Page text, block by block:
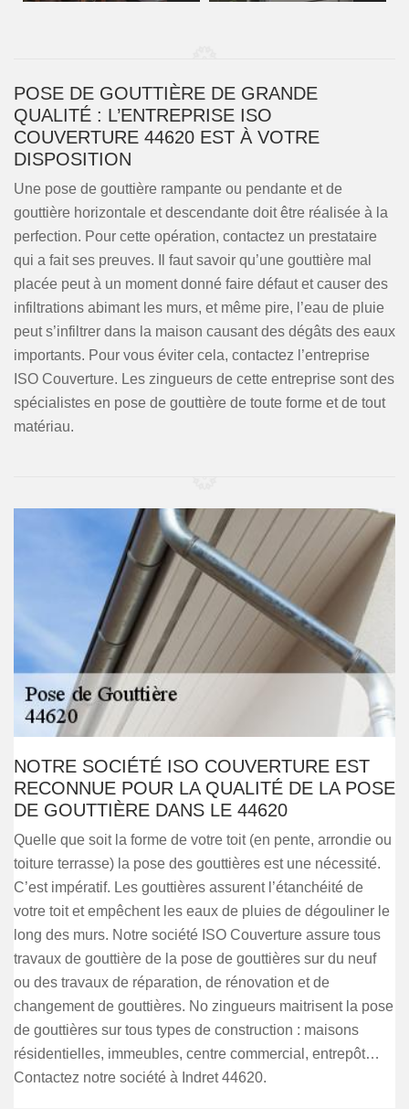
POSE DE GOUTTIÈRE DE GRANDE
QUALITÉ : L’ENTREPRISE ISO
COUVERTURE 44620 EST À VOTRE
DISPOSITION
Une pose de gouttière rampante ou pendante et de
gouttière horizontale et descendante doit être réalisée à la
perfection. Pour cette opération, contactez un prestataire
qui a fait ses preuves. Il faut savoir qu’une gouttière mal
placée peut à un moment donné faire défaut et causer des
infiltrations abimant les murs, et même pire, l’eau de pluie
peut s’infiltrer dans la maison causant des dégâts des eaux
importants. Pour vous éviter cela, contactez l’entreprise
ISO Couverture. Les zingueurs de cette entreprise sont des
spécialistes en pose de gouttière de toute forme et de tout
matériau.
NOTRE SOCIÉTÉ ISO COUVERTURE EST
RECONNUE POUR LA QUALITÉ DE LA POSE
DE GOUTTIÈRE DANS LE 44620
Quelle que soit la forme de votre toit (en pente, arrondie ou
toiture terrasse) la pose des gouttières est une nécessité.
C’est impératif. Les gouttières assurent l’étanchéité de
votre toit et empêchent les eaux de pluies de dégouliner le
long des murs. Notre société ISO Couverture assure tous
travaux de gouttière de la pose de gouttières sur du neuf
ou des travaux de réparation, de rénovation et de
changement de gouttières. No zingueurs maitrisent la pose
de gouttières sur tous types de construction : maisons
résidentielles, immeubles, centre commercial, entrepôt…
Contactez notre société à Indret 44620.